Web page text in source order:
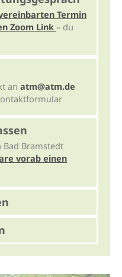
Termin
Zoom Link – du
an atm@atm.de
Bramstedt
vorab einen